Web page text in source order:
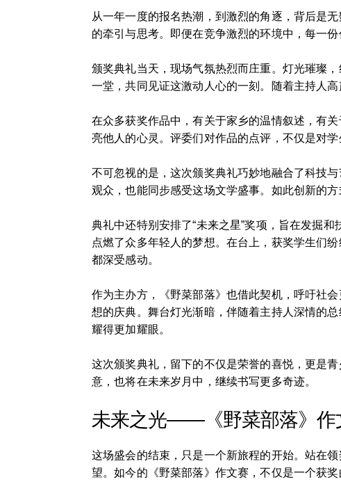
从一年一度的报名热潮，到激烈的角逐，背后是
的牵引与思考。即便在竞争激烈的环境中，每一
颁奖典礼当天，现场气氛热烈而庄重。灯光璀璨
一堂，共同见证这激动人心的一刻。随着主持人
在众多获奖作品中，有关于家乡的温情叙述，有
亮他人的心灵。评委们对作品的点评，不仅是对
不可忽视的是，这次颁奖典礼巧妙地融合了科技
观众，也能同步感受这场文学盛事。如此创新的
典礼中还特别安排了“未来之星”奖项，旨在发掘
点燃了众多年轻人的梦想。在台上，获奖学生们
都深受感动。
作为主办方，《野菜部落》也借此契机，呼吁社
想的庆典。舞台灯光渐暗，伴随着主持人深情的
耀得更加耀眼。
这次颁奖典礼，留下的不仅是荣誉的喜悦，更是
意，也将在未来岁月中，继续书写更多奇迹。
未来之光——《野菜部落》作
这场盛会的结束，只是一个新旅程的开始。站在
望。如今的《野菜部落》作文赛，不仅是一个获